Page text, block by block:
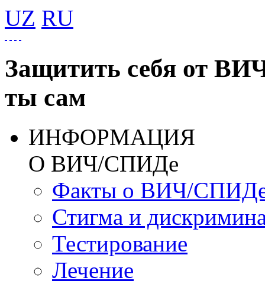
UZ RU
Защитить себя от
ты сам
ИНФОРМАЦИЯ
О ВИЧ/СПИДе
Факты о ВИЧ/
Стигма и
Тестирование
Лечение